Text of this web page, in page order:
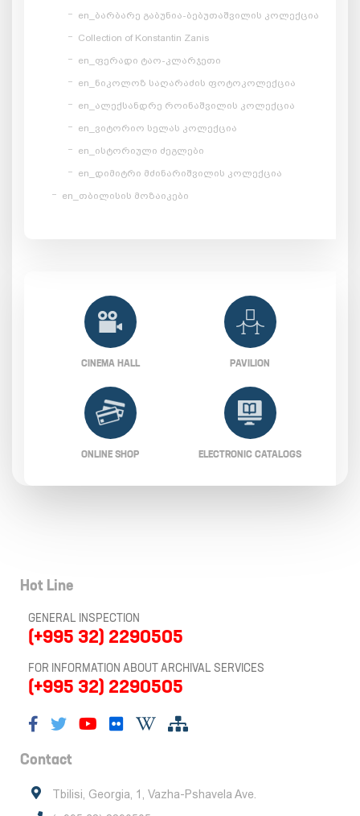
en_ბარბარე გაბუნია-ბებუთაშვილის კოლექცია
Collection of Konstantin Zanis
en_ფერადი ტაო-კლარჯეთი
en_ნიკოლოზ საღარაძის ფოტოკოლექცია
en_ალექსანდრე როინაშვილის კოლექცია
en_ვიტორიო სელას კოლექცია
en_ისტორიული ძეგლები
en_დიმიტრი მძინარიშვილის კოლექცია
en_თბილისის მოზაიკები
CINEMA HALL PAVILION
ONLINE SHOP ELECTRONIC CATALOGS
Hot Line
GENERAL INSPECTION
(+995 32) 2290505
FOR INFORMATION ABOUT ARCHIVAL SERVICES
(+995 32) 2290505
Contact
Tbilisi, Georgia, 1, Vazha-Pshavela Ave.